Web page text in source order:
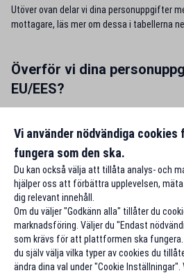
Utöver ovan delar vi dina personuppgifter
mottagare, läs mer om dessa i tabellerna
Överför vi dina
EU/EES?
personuppgifter inom EU/EES. I vissa fall
att överföras utanför EU/EES. När vi
Google, Meta eller LinkedIn överförs dina
överföringar sker med stöd av ett så kallat
kommissionen enligt art. 45 i GDPR som
Framework. Detta innebär att EU-
adekvat skyddsnivå vad gäller de
EU-US Data Privacy Framework. Du kan
LinkedIns respektive certifieringar
här
,
företag.
Vi använder nödvändiga
fungera som den ska.
Du kan också välja att tillåta analys- och
hjälper oss att förbättra upplevelsen,
dig relevant innehåll.
Om du väljer "Godkänn alla" tillåter du
marknadsföring. Väljer du "Endast
som krävs för att plattformen ska fungera.
du själv välja vilka typer av cookies du
ändra dina val under "Cookie Inställningar".